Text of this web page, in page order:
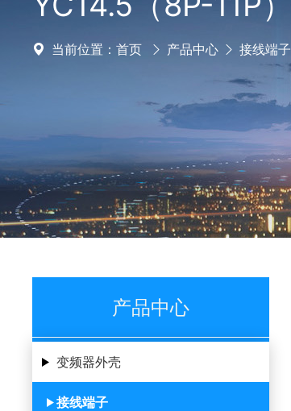
当前位置：首页 产品中心 接线端子
产品中心
变频器外壳
接线端子